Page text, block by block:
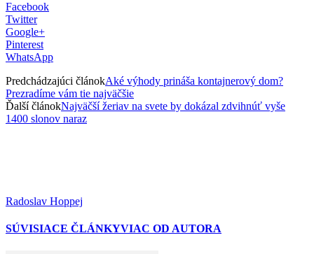
Facebook
Twitter
Google+
Pinterest
WhatsApp
Predchádzajúci článokAké výhody prináša kontajnerový dom?
Prezradíme vám tie najväčšie
Ďalší článokNajväčší žeriav na svete by dokázal zdvihnúť vyše
1400 slonov naraz
Radoslav Hoppej
SÚVISIACE ČLÁNKYVIAC OD AUTORA